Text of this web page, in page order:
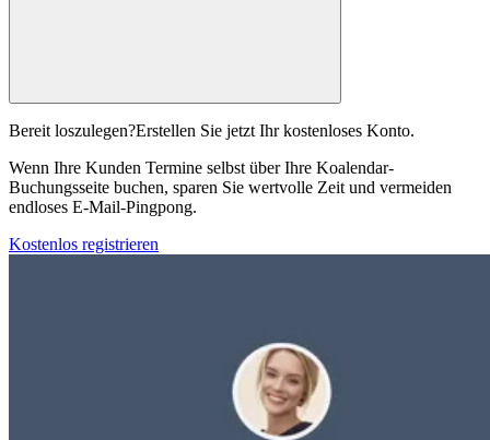
Bereit loszulegen?Erstellen Sie jetzt Ihr kostenloses Konto.
Wenn Ihre Kunden Termine selbst über Ihre Koalendar-
Buchungsseite buchen, sparen Sie wertvolle Zeit und vermeiden
endloses E-Mail-Pingpong.
Kostenlos registrieren